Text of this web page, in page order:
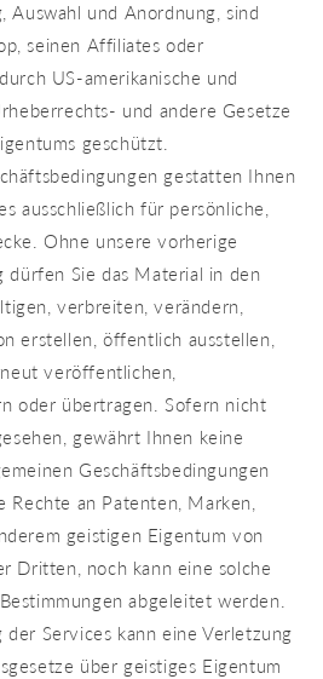
Auswahl und Anordnung, sind
seinen Affiliates oder
US-amerikanische und
und andere Gesetze
geschützt.
gestatten Ihnen
ausschließlich für persönliche,
Ohne unsere vorherige
dürfen Sie das Material in den
verbreiten, verändern,
erstellen, öffentlich ausstellen,
veröffentlichen,
oder übertragen. Sofern nicht
gewährt Ihnen keine
Geschäftsbedingungen
Rechte an Patenten, Marken,
geistigen Eigentum von
Dritten, noch kann eine solche
abgeleitet werden.
Services kann eine Verletzung
über geistiges Eigentum